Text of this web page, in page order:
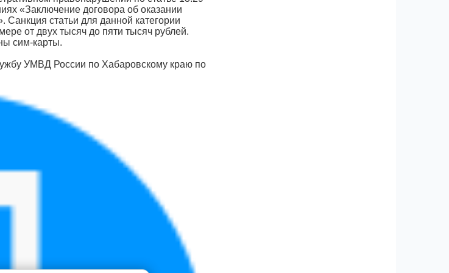
«Заключение договора об оказании
статьи для данной категории
от двух тысяч до пяти тысяч рублей.
сим-карты.
УМВД России по Хабаровскому краю по